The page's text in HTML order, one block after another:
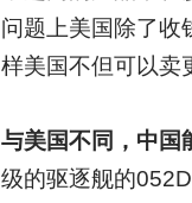
问题上美国除了收
样美国不但可以卖
与美国不同，中国
级的驱逐舰的